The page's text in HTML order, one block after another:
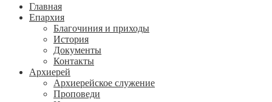
Главная
Епархия
Благочиния и приходы
История
Документы
Контакты
Архиерей
Архиерейское служение
Проповеди